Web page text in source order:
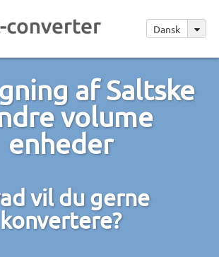
Dansk
af Saltske
volume
enheder
vil du gerne
konvertere?